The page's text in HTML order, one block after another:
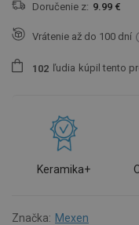
Doručenie z: 9.99 €
Vrátenie až do 100 dní
1 02 ľudia kúpil tento
Keramika+
Značka: Mexen